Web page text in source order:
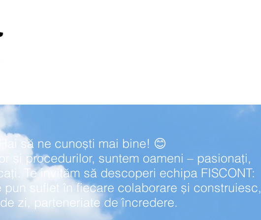
Hai să ne cunoști mai bine! 😊
și procedurilor, suntem oameni – pasionați,
Te invităm să descoperi echipa FISCONT:
pun suflet în fiecare colaborare și construiesc,
zi, parteneriatede încredere.